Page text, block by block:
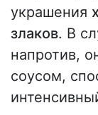
украшения
злаков. В
напротив,
соусом,